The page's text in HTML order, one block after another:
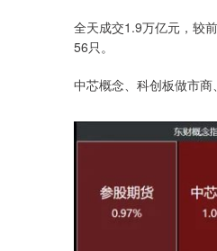
全天成交1.9万亿元，较
56只。
中芯概念、科创板做市商